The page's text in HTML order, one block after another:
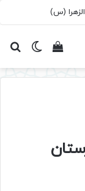
(س)
تغییرمشاهده